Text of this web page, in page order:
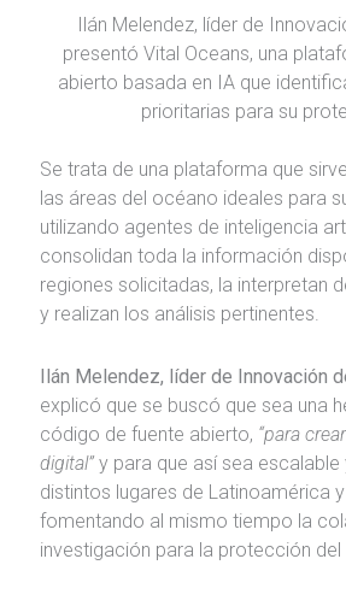
Ilán Melendez, líder de
presentó Vital Oceans, una
abierto basada en IA que
prioritarias para su
Se trata de una plataforma que
las áreas del océano ideales para
utilizando agentes de inteligencia
consolidan toda la información
regiones solicitadas, la interpretan
y realizan los análisis pertinentes.
Ilán Melendez, líder de Innovación
explicó que se buscó que sea una
código de fuente abierto, “para
digital”y para que así sea escalable
distintos lugares de Latinoamérica
fomentando al mismo tiempo la
investigación para la protección